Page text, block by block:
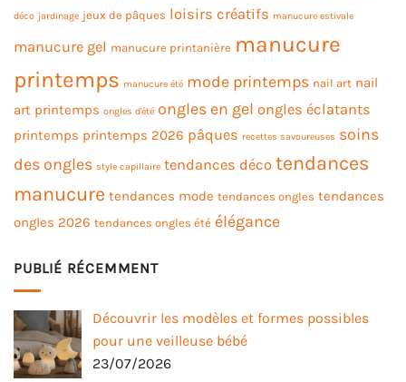
déco jardinage jeux de pâques loisirs créatifs manucure estivale
manucure gel manucure printanière manucure
printemps manucure été mode printemps nail art nail
art printemps ongles d'été ongles en gel ongles éclatants
printemps printemps 2026 pâques recettes savoureuses soins
des ongles style capillaire tendances déco tendances
manucure tendances mode tendances ongles tendances
ongles 2026 tendances ongles été élégance
PUBLIÉ RÉCEMMENT
Découvrir les modèles et formes possibles
pour une veilleuse bébé
23/07/2026